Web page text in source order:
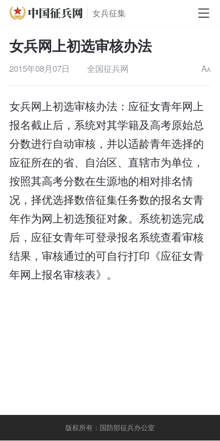
女兵征集
女兵网上初选审核办法
2015年08月07日 全国征兵网 AA
女兵网上初选审核办法：应征女青年网上
报名截止后，系统对其学籍及高考原始总
分数进行自动审核，并以适龄青年选择的
应征所在的省、自治区、直辖市为单位，
按照其高考分数在生源地的相对排名情
况，择优选择数倍征集任务数的报名女青
年作为网上初选预征对象。系统初选完成
后，应征女青年可登录报名系统查看审核
结果，审核通过的可自行打印《应征女青
年网上报名审核表》。
版权所有：国防部征兵办公室